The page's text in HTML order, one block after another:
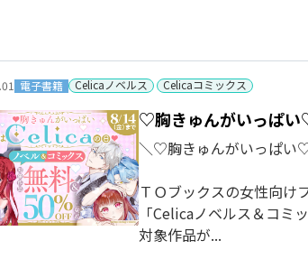
電子書籍 Celicaノベルス Celicaコミックス
♡胸きゅんがいっぱい
＼♡胸きゅんがいっぱい
ＴＯブックスの女性向け
「Celicaノベルス＆コミ
対象作品が...